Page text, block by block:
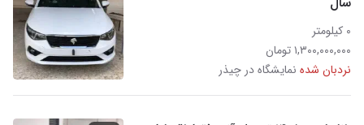
۰ کیلومتر
۱,۳۰۰,۰۰۰,۰۰۰ تومان
نردبان شده نمایشگاه در چیذر